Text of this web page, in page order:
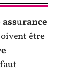
assurance
être